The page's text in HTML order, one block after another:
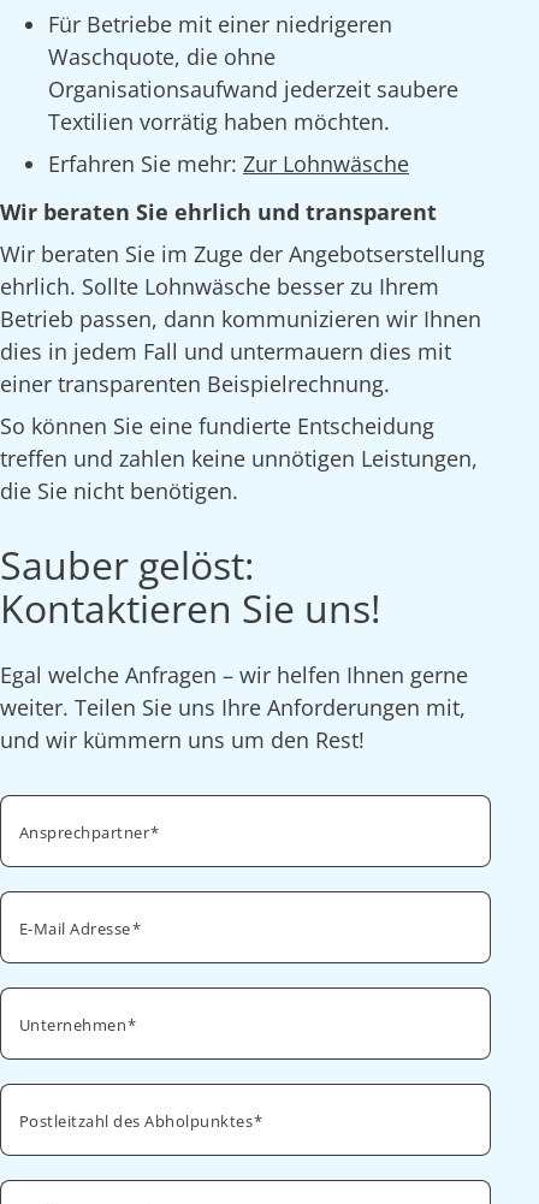
Für Betriebe mit einer niedrigeren
Waschquote, die ohne
Organisationsaufwand jederzeit saubere
Textilien vorrätig haben möchten.
Erfahren Sie mehr: Zur Lohnwäsche
Wir beraten Sie ehrlich und transparent
Wir beraten Sie im Zuge der Angebotserstellung
ehrlich. Sollte Lohnwäsche besser zu Ihrem
Betrieb passen, dann kommunizieren wir Ihnen
dies in jedem Fall und untermauern dies mit
einer transparenten Beispielrechnung.
So können Sie eine fundierte Entscheidung
treffen und zahlen keine unnötigen Leistungen,
die Sie nicht benötigen.
Sauber gelöst:
Kontaktieren Sie uns!
Egal welche Anfragen – wir helfen Ihnen gerne
weiter. Teilen Sie uns Ihre Anforderungen mit,
und wir kümmern uns um den Rest!
Ansprechpartner
E-Mail Adresse
Unternehmen
Postleitzahl des Abholpunktes